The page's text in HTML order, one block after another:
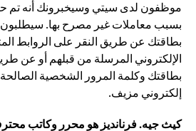
موظفون لدى سيتي وسيخبرونك أنه تم
بسبب معاملات غير مصرح بها.
بطاقتك عن طريق النقر على الروابط
الإلكتروني المرسلة من قبلهم أو عن
بطاقتك وكلمة المرور الشخصية
إلكتروني مزيف.
كيث جيه. فرنانديز هو محرر وكاتب